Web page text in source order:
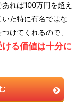
れば100万円を超え
た特に有名ではな
けてくれるので、
る価値は十分に